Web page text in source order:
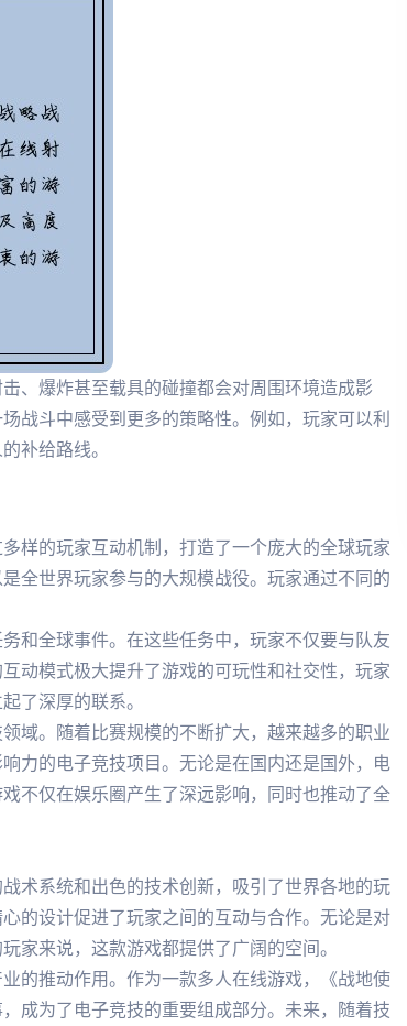
、爆炸甚至载具的碰撞都会对周围环境造成影
战斗中感受到更多的策略性。例如，玩家可以利
补给路线。
样的玩家互动机制，打造了一个庞大的全球玩家
全世界玩家参与的大规模战役。玩家通过不同的
和全球事件。在这些任务中，玩家不仅要与队友
动模式极大提升了游戏的可玩性和社交性，玩家
了深厚的联系。
域。随着比赛规模的不断扩大，越来越多的职业
力的电子竞技项目。无论是在国内还是国外，电
不仅在娱乐圈产生了深远影响，同时也推动了全
术系统和出色的技术创新，吸引了世界各地的玩
的设计促进了玩家之间的互动与合作。无论是对
家来说，这款游戏都提供了广阔的空间。
的推动作用。作为一款多人在线游戏，《战地使
成为了电子竞技的重要组成部分。未来，随着技